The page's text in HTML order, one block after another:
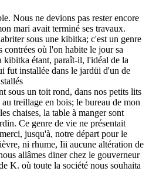
Nous ne devions pas rester encore
mari avait terminé ses travaux.
sous une kibitka; c'est un genre
contrées où l'on habite le jour sa
kibitka étant, paraît-il, l'idéal de la
fut installée dans le jardüi d'un de
sous un toit rond, dans nos petits lits
treillage en bois; le bureau de mon
chaises, la table à manger sont
Ce genre de vie ne présentait
jusqu'à, notre départ pour le
ni rhume, Iii aucune altération de
allâmes diner chez le gouverneur
K. où toute la société nous souhaita